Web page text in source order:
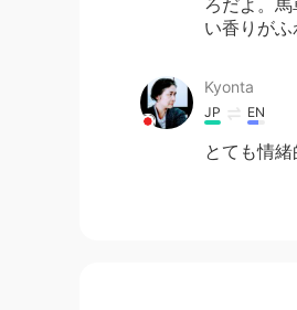
い香りが
Kyonta
JP EN
とても情